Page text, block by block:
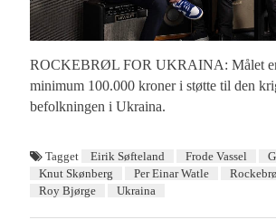
ROCKEBRØL FOR UKRAINA: Målet er
minimum 100.000 kroner i støtte til den
befolkningen i Ukraina.
Tagget Eirik Søfteland Frode Vassel
Knut Skønberg
Per Einar Watle
Roy Bjørge
Ukraina